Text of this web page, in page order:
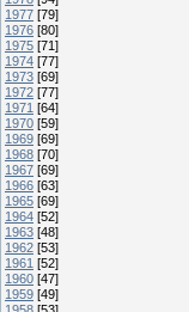
1977 [79]
1976 [80]
1975 [71]
1974 [77]
1973 [69]
1972 [77]
1971 [64]
1970 [59]
1969 [69]
1968 [70]
1967 [69]
1966 [63]
1965 [69]
1964 [52]
1963 [48]
1962 [53]
1961 [52]
1960 [47]
1959 [49]